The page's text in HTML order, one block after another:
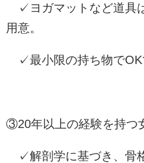
✓ヨガマットなど道具
用意。
✓最小限の持ち物でOK
③20年以上の経験を持つ
✓解剖学に基づき、骨